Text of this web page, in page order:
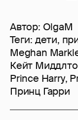
Автор: OlgaM
Теги: дети,
Meghan
Кейт
Prince Harry,
Принц Гарри